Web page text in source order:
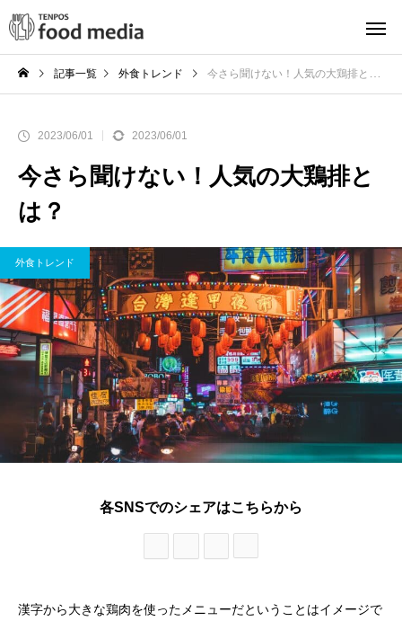
記事一覧 外食トレンド 今さら聞けない！人気の大鶏排とは？
2023/06/01 2023/06/01
今さら聞けない！人気の大鶏排と
は？
外食トレンド
各SNSでのシェアはこちらから
漢字から大きな鶏肉を使ったメニューだということはイメージで